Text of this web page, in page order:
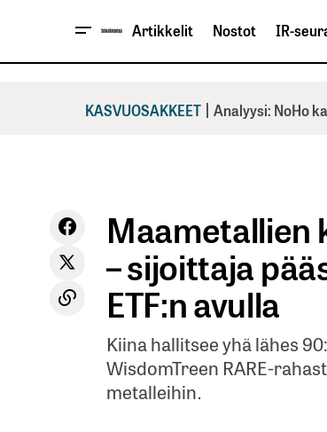
Artikkelit Nostot IR-
KASVUOSAKKEET | Analyysi: NoHo
Maametallien
– sijoittaja
ETF:n avulla
Kiina hallitsee yhä lähes
WisdomTreen RARE-
metalleihin.